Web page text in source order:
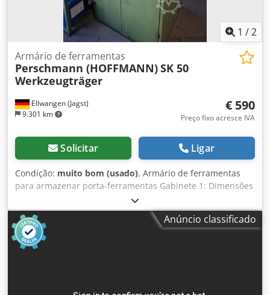
1 /2
Ellwangen (Jagst)
9.301 km
Armário de ferramentas
Perschmann (HOFFMANN)SK 50
Werkzeugträger
€ 590
Preço fixo acresce IVA
Solicitar Ligar
Condição: muito bom (usado), Armário de ferramentas
para armazenar porta-ferramentas Gabinete 1: Dimensões
(CxLxA): 100x60x200 cm Espaço para 24 porta-ferramentas
SK 50 (DIN 69871 ou DIN 2080) Os porta-ferramentas
mostrados estão incluídos Preço 590€ Crodpevptwpsfx Ah
Tef
Anúncio classificado